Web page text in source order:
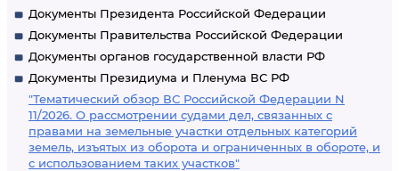
Документы Президента Российской Федерации
Документы Правительства Российской Федерации
Документы органов государственной власти РФ
Документы Президиума и Пленума ВС РФ
"Тематический обзор ВС Российской Федерации N
11/2026. О рассмотрении судами дел, связанных с
правами на земельные участки отдельных категорий
земель, изъятых из оборота и ограниченных в обороте, и
с использованием таких участков"